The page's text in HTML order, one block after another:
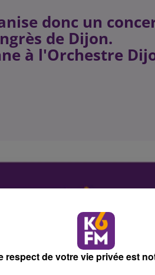
donc un
de Dijon.
à l'Orchestre
respect de votre vie privée est